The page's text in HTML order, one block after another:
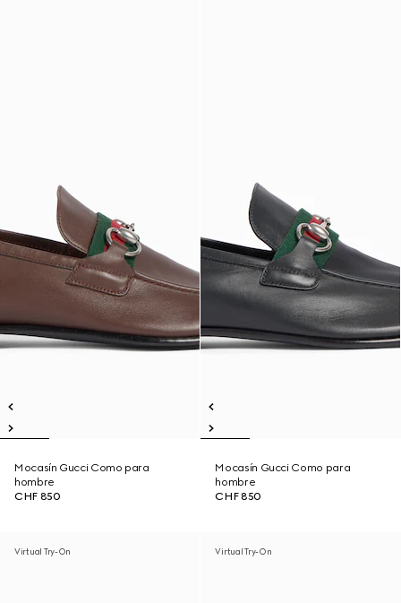
Mocasín Gucci Como para
hombre
CHF 850
Mocasín Gucci Como para
hombre
CHF 850
Virtual Try-On Virtual Try-On